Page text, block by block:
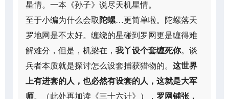
星情。一本《孙子》说尽天机星情。
至于小编为什么会取 陀螺…更简单啦。陀螺落天
罗地网是不太好。缠绕的星碰到罗网更是缠得难
解难分，但是，机梁在， 我丫设个套缠死你。谈
兵者本质就是探讨怎么设套捕获猎物的。 这世界
上有进套的人，也必然有设套的人，这就是大军
师。（此处再加读《三十六计》）， 罗网铺张，